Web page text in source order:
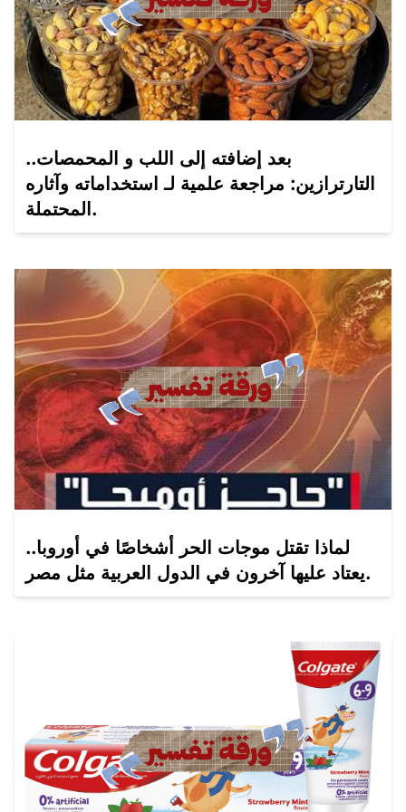
بعد إضافته إلى اللب و المحمصات..
التارترازين: مراجعة علمية لـ استخداماته وآثاره
المحتملة.
لماذا تقتل موجات الحر أشخاصًا في أوروبا..
يعتاد عليها آخرون في الدول العربية مثل مصر.